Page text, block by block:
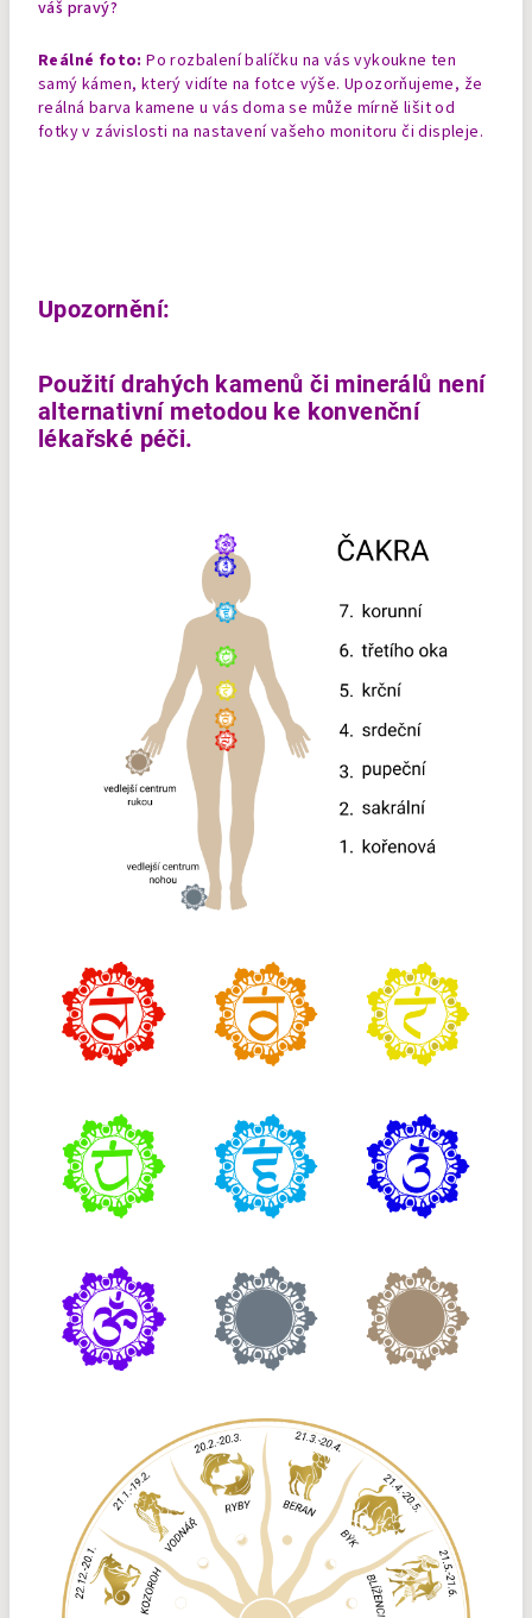
váš pravý?
Reálné foto: Po rozbalení balíčku na vás vykoukne ten
samý kámen, který vidíte na fotce výše. Upozorňujeme, že
reálná barva kamene u vás doma se může mírně lišit od
fotky v závislosti na nastavení vašeho monitoru či displeje.
Upozornění:
Použití drahých kamenů či minerálů není
alternativní metodou ke konvenční
lékařské péči.